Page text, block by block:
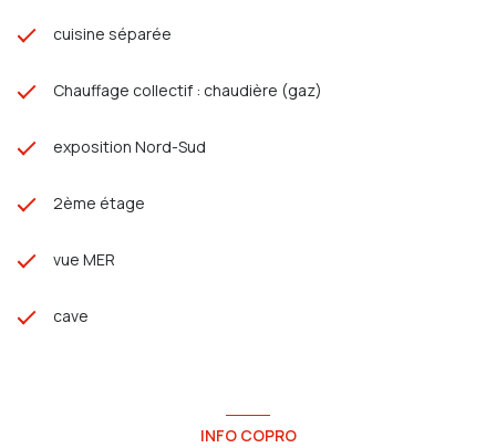
cuisine séparée
Chauffage collectif : chaudière (gaz)
exposition Nord-Sud
2ème étage
vue MER
cave
INFO COPRO